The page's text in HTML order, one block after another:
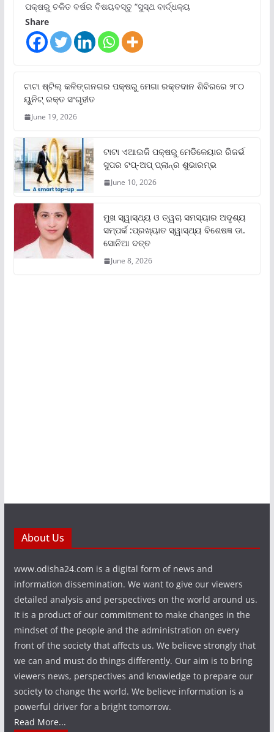
ପକ୍ଷରୁ ଚଳିତ ବର୍ଷର ବିଷୟବସ୍ତୁ “ସୁସ୍ଥ ବାର୍ଦ୍ଧକ୍ୟ
Share
ଟାଟା ଷ୍ଟିଲ୍‌ କଳିଙ୍ଗନଗର ପକ୍ଷରୁ ମେଗା ରକ୍ତଦାନ ଶିବିରରେ ୨୮୦
ୟୁନିଟ୍‌ ରକ୍ତ ସଂଗୃହୀତ
June 19, 2026
ଟାଟା ଏଆଇଜି ପକ୍ଷରୁ ମେଡିକେୟାର ରିଜର୍ଭ
ସୁପର ଟପ୍‌-ଅପ୍ ପ୍ଲାନ୍‌ର ଶୁଭାରମ୍ଭ
June 10, 2026
ମୁଖ ସ୍ୱାସ୍ଥ୍ୟ ଓ ତ୍ୱଚା ସମସ୍ୟାର ଅଦୃଶ୍ୟ
ସମ୍ପର୍କ :ପ୍ରଖ୍ୟାତ ସ୍ୱାସ୍ଥ୍ୟ ବିଶେଷଜ୍ଞ ଡା.
ସୋନିଆ ଦତ୍ତ
June 8, 2026
About Us
www.odisha24.com is a digital form of news and
information dissemination. We want to give our viewers
detailed analysis and perspectives on the world around us.
It is a product of our commitment to make changes in the
mindset of the people and the administration on every
front of the society that affects us. We believe strongly that
we can and must do things differently. Our aim is to bring
viewers news, perspectives and knowledge to prepare our
society to change the world. We believe information is a
powerful driver for a bright tomorrow.
Read More...